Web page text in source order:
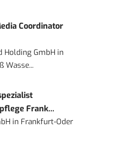
Coordinator
Holding GmbH in
Wasse...
Frank...
in Frankfurt-Oder